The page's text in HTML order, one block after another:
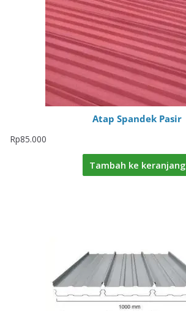
Atap Spandek Pasir
Rp85.000
Tambah ke keranjang